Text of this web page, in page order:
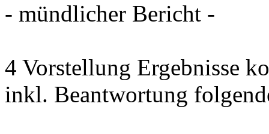
- mündlicher Bericht -
4 Vorstellung Ergebnisse
inkl. Beantwortung